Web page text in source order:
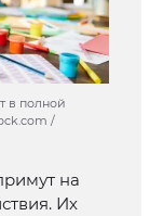
в полной
/
на
Их